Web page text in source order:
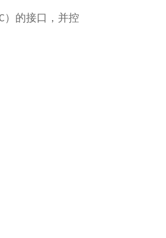
）的接口，并控